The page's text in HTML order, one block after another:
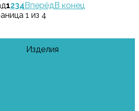
1234 ВперёдВ конец
1 из 4
Изделия